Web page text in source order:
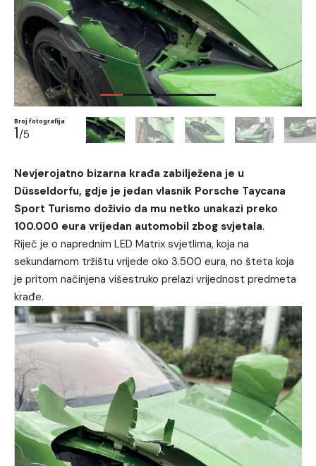
Broj fotografija
1/5
Nevjerojatno bizarna krađa zabilježena je u
Düsseldorfu, gdje je jedan vlasnik Porsche Taycana
Sport Turismo doživio da mu netko unakazi preko
100.000 eura vrijedan automobil zbog svjetala.
Riječ je o naprednim LED Matrix svjetlima, koja na
sekundarnom tržištu vrijede oko 3.500 eura, no šteta koja
je pritom načinjena višestruko prelazi vrijednost predmeta
krađe.